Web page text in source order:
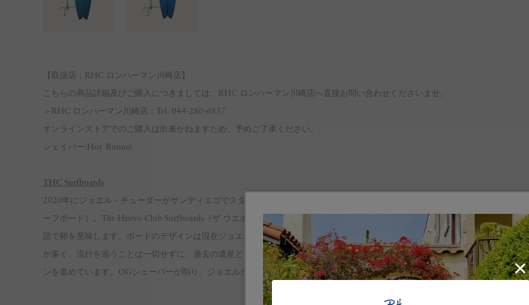
【取扱店：RHC ロンハーマン川崎店】
こちらの商品詳細及びご購入につきましては、RHC ロンハーマン川崎店へ直接お問い合わせくださいませ。
＞RHC ロンハーマン川崎店：Tel. 044-280-6837
オンラインストアでのご購入は出来かねますため、予めご了承ください。
シェイパー:Hoy Runnel
THC Surfboards
2020年にジョエル・チューダーがサンディエゴでスタートしたエッグボードカンパニー、THC Surfboards（ティーエイチシー サ
ーフボード）。The Huevo Club Surfboards（ザ ウエボ クラブ サーフボード）が正式名称であり、Huevo（ウエボ）とはスペイン
語で卵を意味します。ボードのデザインは現在ジョエルが注目している、70年代を思い起こさせるような派手なブラシのデザイン
が多く、流行を追うことは一切せずに、過去の遺産ともいえるレジェンドシェイパー達のボードデザインを参考にしながらデザイ
ンを進めています。OGシェーパーが削り、ジョエルがデザインするという究極のエッグボードです。